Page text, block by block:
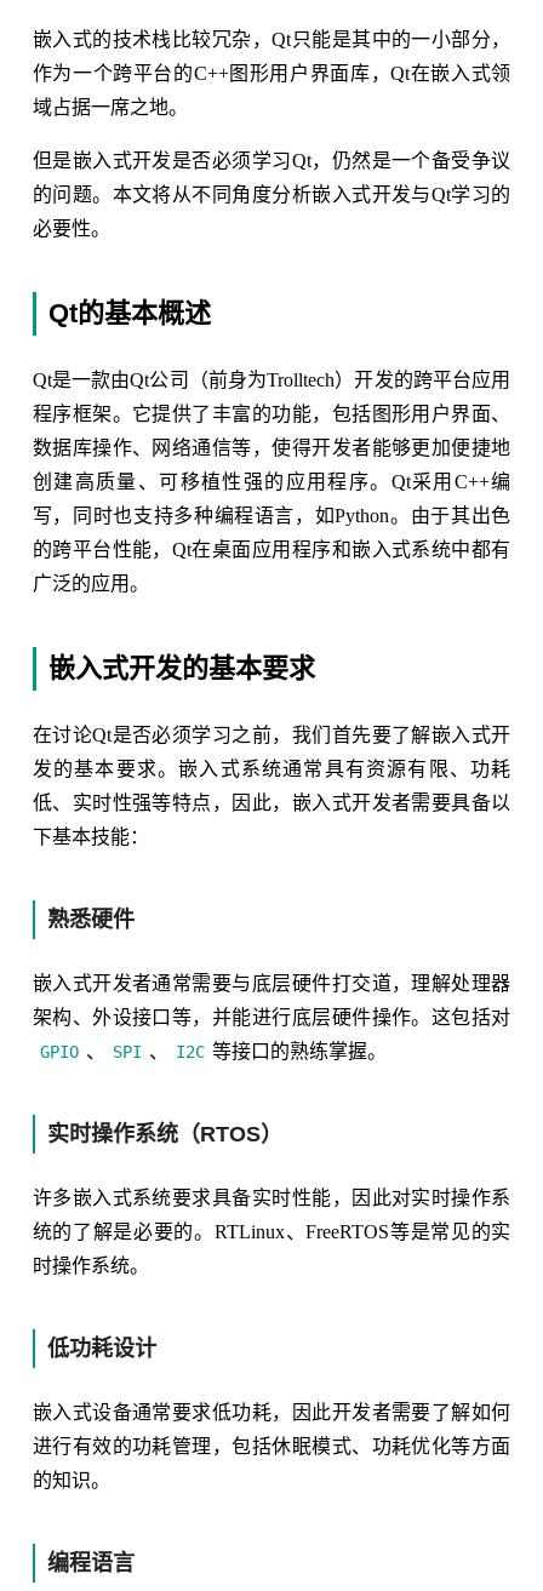
嵌入式的技术栈比较冗杂，Qt只能是其中的一小部分，
作为一个跨平台的C++图形用户界面库，Qt在嵌入式领
域占据一席之地。
但是嵌入式开发是否必须学习Qt，仍然是一个备受争议
的问题。本文将从不同角度分析嵌入式开发与Qt学习的
必要性。
Qt的基本概述
Qt是一款由Qt公司（前身为Trolltech）开发的跨平台应用
程序框架。它提供了丰富的功能，包括图形用户界面、
数据库操作、网络通信等，使得开发者能够更加便捷地
创建高质量、可移植性强的应用程序。Qt采用C++编
写，同时也支持多种编程语言，如Python。由于其出色
的跨平台性能，Qt在桌面应用程序和嵌入式系统中都有
广泛的应用。
嵌入式开发的基本要求
在讨论Qt是否必须学习之前，我们首先要了解嵌入式开
发的基本要求。嵌入式系统通常具有资源有限、功耗
低、实时性强等特点，因此，嵌入式开发者需要具备以
下基本技能：
熟悉硬件
嵌入式开发者通常需要与底层硬件打交道，理解处理器
架构、外设接口等，并能进行底层硬件操作。这包括对
GPIO 、 SPI 、 I2C 等接口的熟练掌握。
实时操作系统（RTOS）
许多嵌入式系统要求具备实时性能，因此对实时操作系
统的了解是必要的。RTLinux、FreeRTOS等是常见的实
时操作系统。
低功耗设计
嵌入式设备通常要求低功耗，因此开发者需要了解如何
进行有效的功耗管理，包括休眠模式、功耗优化等方面
的知识。
编程语言